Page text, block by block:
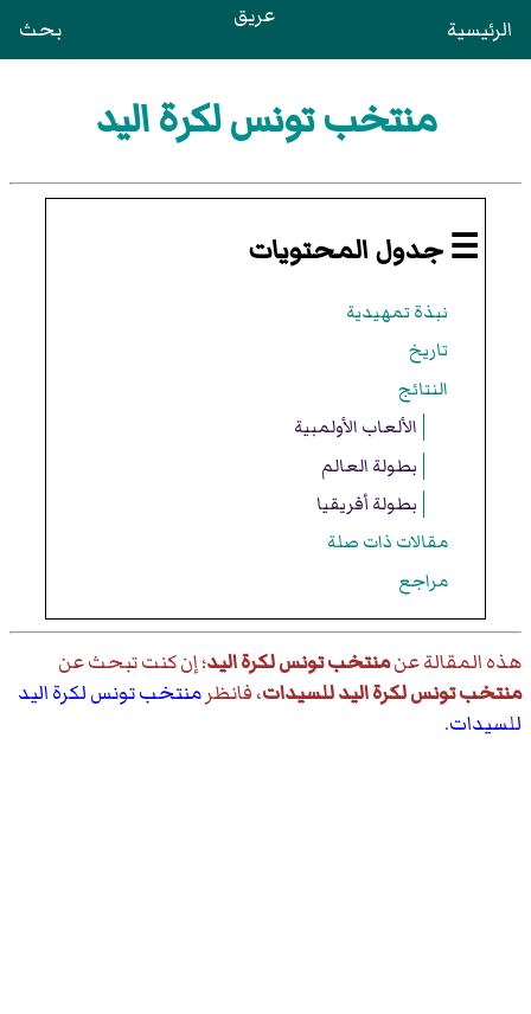
الرئيسية عريق بحث
منتخب تونس لكرة اليد
☰ جدول المحتويات
نبذة تمهيدية
تاريخ
النتائج
الألعاب الأولمبية
بطولة العالم
بطولة أفريقيا
مقالات ذات صلة
مراجع
هذه المقالة عنمنتخب تونس لكرة اليد؛ إن كنت تبحث عن
منتخب تونس لكرة اليد للسيدات، فانظرمنتخب تونس لكرة اليد
للسيدات.